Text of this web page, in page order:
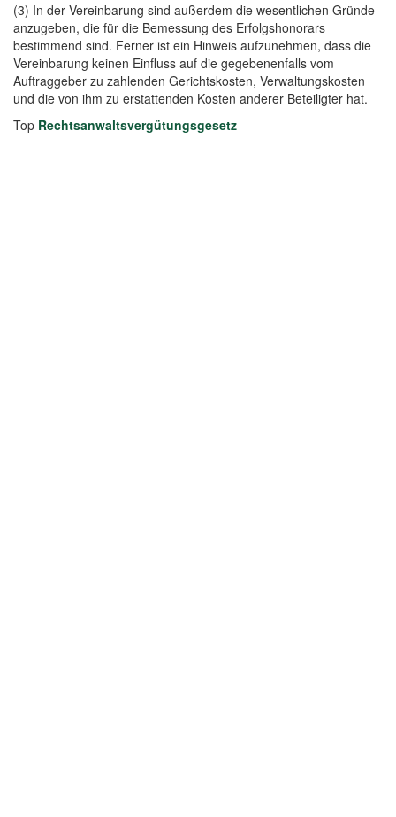
(3) In der Vereinbarung sind außerdem die wesentlichen Gründe
anzugeben, die für die Bemessung des Erfolgshonorars
bestimmend sind. Ferner ist ein Hinweis aufzunehmen, dass die
Vereinbarung keinen Einfluss auf die gegebenenfalls vom
Auftraggeber zu zahlenden Gerichtskosten, Verwaltungskosten
und die von ihm zu erstattenden Kosten anderer Beteiligter hat.
Top Rechtsanwaltsvergütungsgesetz